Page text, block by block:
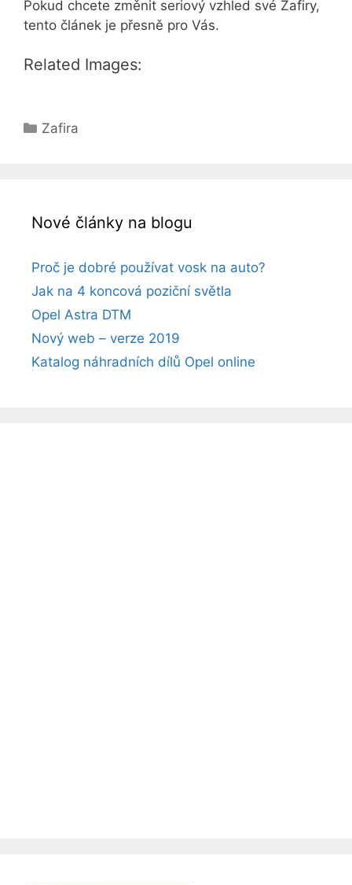
Pokud chcete změnit seriový vzhled své Zafiry,
tento článek je přesně pro Vás.
Related Images:
Rubriky
Zafira
Nové články na blogu
Proč je dobré používat vosk na auto?
Jak na 4 koncová poziční světla
Opel Astra DTM
Nový web – verze 2019
Katalog náhradních dílů Opel online